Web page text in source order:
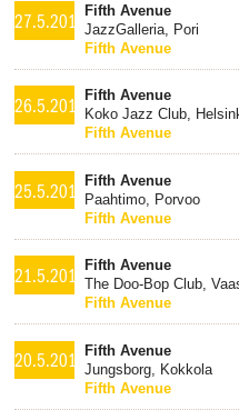
27.5.2016Fifth Avenue
JazzGalleria, Pori
Fifth Avenue
26.5.2016Fifth Avenue
Koko Jazz Club,
Fifth Avenue
25.5.2016Fifth Avenue
Paahtimo, Porvoo
Fifth Avenue
21.5.2016Fifth Avenue
The Doo-Bop Club,
Fifth Avenue
20.5.2016Fifth Avenue
Jungsborg, Kokkola
Fifth Avenue